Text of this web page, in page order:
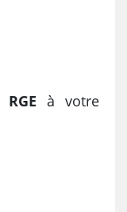
RGE à votre